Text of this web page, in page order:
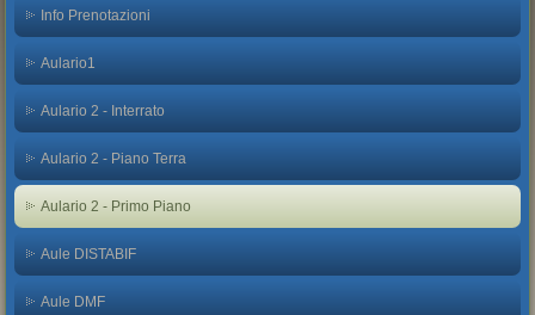
Info Prenotazioni
Aulario1
Aulario 2 - Interrato
Aulario 2 - Piano Terra
Aulario 2 - Primo Piano
Aule DISTABIF
Aule DMF